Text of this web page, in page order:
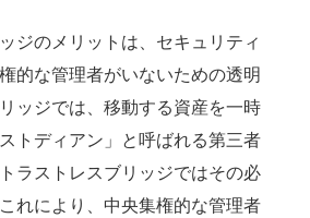
ジのメリットは、セキュリティ
的な管理者がいないための透明
ッジでは、移動する資産を一時
トディアン」と呼ばれる第三者
ラストレスブリッジではその必
れにより、中央集権的な管理者